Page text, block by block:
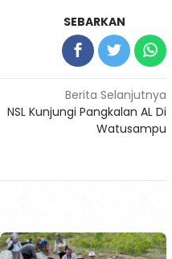
SEBARKAN
Berita Selanjutnya
NSL Kunjungi Pangkalan AL Di
Watusampu